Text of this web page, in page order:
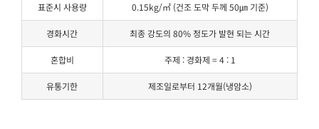
표준시 사용량 0.15kg/㎡ (건조 도막 두께 50㎛ 기준)
경화시간 최종 강도의 80% 정도가 발현 되는 시간
혼합비 주제 : 경화제 = 4 : 1
유통기한 제조일로부터 12개월(냉암소)